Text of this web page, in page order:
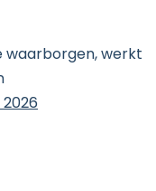
waarborgen, werkt